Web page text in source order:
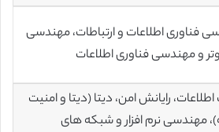
فناوری اطلاعات و ارتباطات، مهندسی
و مهندسی فناوری اطلاعات
رایانش امن، دیتا (دیتا و امنیت
مهندسی نرم افزار و شبکه های